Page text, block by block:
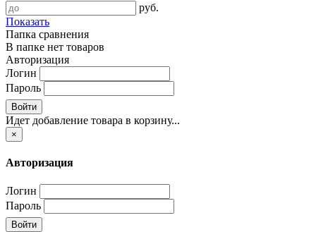
руб.
Показать
Папка сравнения
В папке нет товаров
Авторизация
Логин
Пароль
Войти
Идет добавление товара в корзину...
×
Авторизация
Логин
Пароль
Войти